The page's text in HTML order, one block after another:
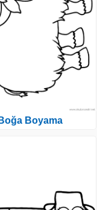
Boğa Boyama